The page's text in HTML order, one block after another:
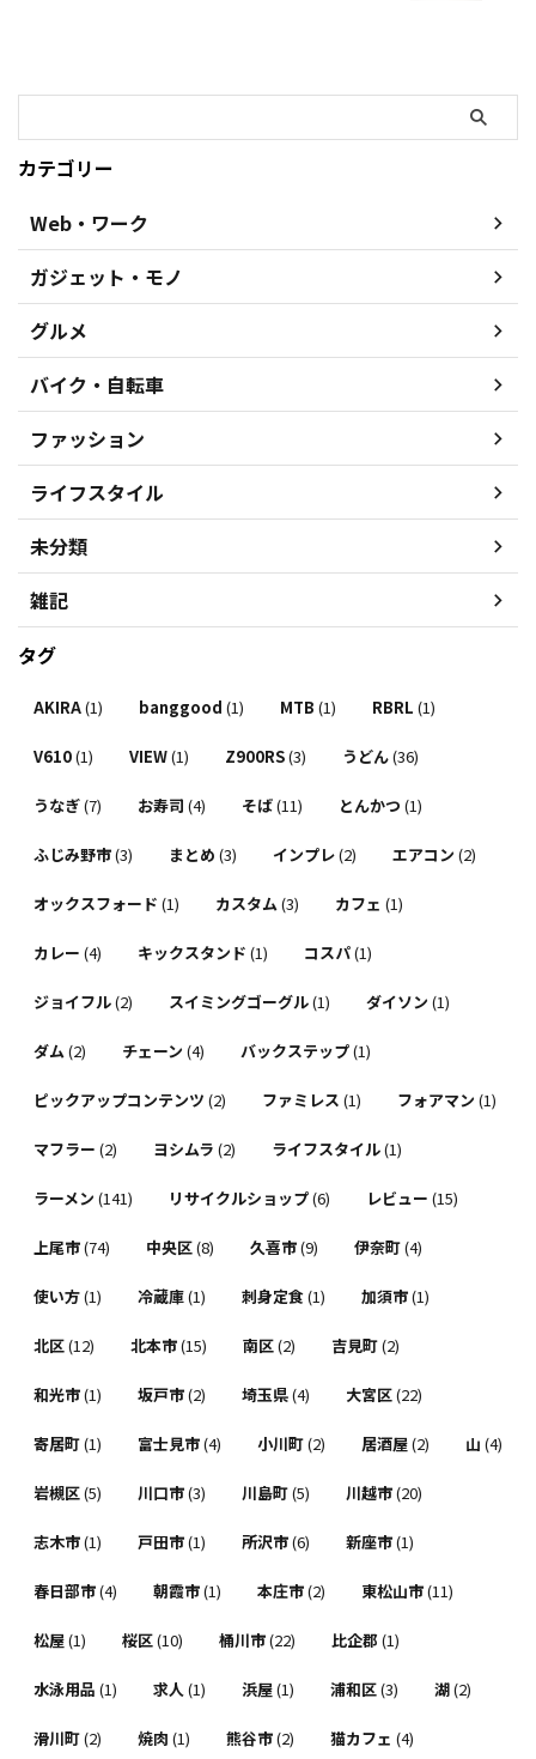
カテゴリー
Web・ワーク
ガジェット・モノ
グルメ
バイク・自転車
ファッション
ライフスタイル
未分類
雑記
タグ
AKIRA(1) banggood (1) MTB (1) RBRL (1)
V610(1) VIEW(1) Z900RS(3) うどん(36)
うなぎ(7) お寿司 (4) そば(11) とんかつ (1)
ふじみ野市(3) まとめ (3) インプレ(2) エアコン (2)
オックスフォード (1) カスタム(3) カフェ (1)
カレー (4) キックスタンド (1) コスパ(1)
ジョイフル(2) スイミングゴーグル(1) ダイソン (1)
ダム(2) チェーン (4) バックステップ(1)
ピックアップコンテンツ (2) ファミレス (1) フォアマン (1)
マフラー (2) ヨシムラ (2) ライフスタイル(1)
ラーメン (141) リサイクルショップ(6) レビュー (15)
上尾市(74) 中央区(8) 久喜市(9) 伊奈町(4)
使い方(1) 冷蔵庫(1) 刺身定食(1) 加須市(1)
北区(12) 北本市(15) 南区(2) 吉見町(2)
和光市(1) 坂戸市(2) 埼玉県(4) 大宮区(22)
寄居町(1) 富士見市(4) 小川町(2) 居酒屋(2) 山 (4)
岩槻区(5) 川口市(3) 川島町(5) 川越市(20)
志木市(1) 戸田市(1) 所沢市(6) 新座市(1)
春日部市(4) 朝霞市(1) 本庄市(2) 東松山市(11)
松屋(1) 桜区(10) 桶川市(22) 比企郡 (1)
水泳用品 (1) 求人(1) 浜屋(1) 浦和区(3) 湖(2)
滑川町(2) 焼肉 (1) 熊谷市(2) 猫カフェ (4)